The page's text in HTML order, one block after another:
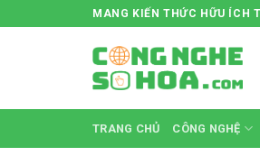
to
MANG KIẾN THỨC HỮU ÍCH
TRANG CHỦ CÔNG NGHỆ